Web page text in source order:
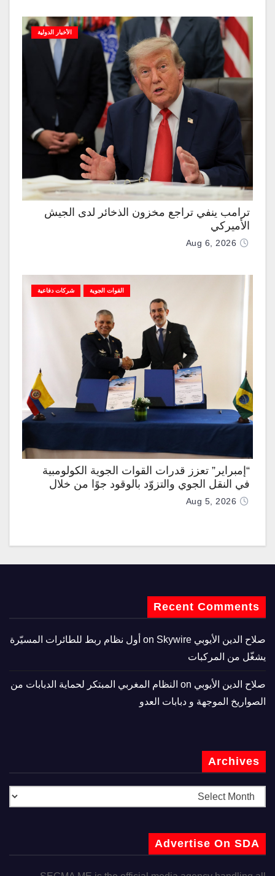
الأخبار الدولية
ترامب ينفي تراجع مخزون الذخائر لدى الجيش
الأميركي
Aug 6, 2026
القوات الجوية شركات دفاعية
“إمبراير” تعزز قدرات القوات الجوية الكولومبية
في النقل الجوي والتزوّد بالوقود جوًا من خلال
تزويدها بطائرتي “كيه سي-390 ميلينيوم”
Aug 5, 2026
Recent Comments
صلاح الدين الأيوبي
Skywire أول نظام ربط للطائرات المسيّرة
يشغّل من المركبات
صلاح الدين الأيوبي
النظام المغربي المبتكر لحماية الدبابات من
الصواريخ الموجهة و دبابات العدو
Archives
Advertise On SDA